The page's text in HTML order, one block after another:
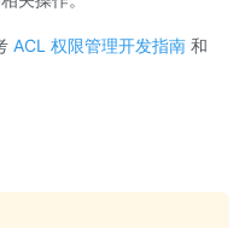
ACL 权限管理开发指南 和